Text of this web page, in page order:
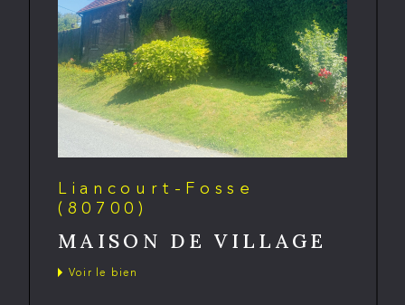
Liancourt-Fosse
(80700)
MAISON DE VILLAGE
Voir le bien